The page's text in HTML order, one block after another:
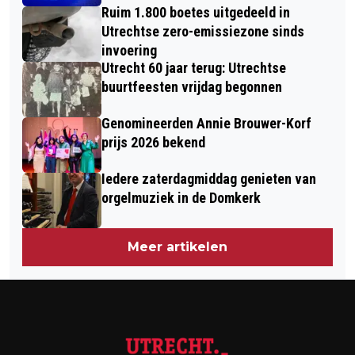
UTRECHT, NIEUWEGEIN EN
CULEMBORG
Ruim 1.800 boetes uitgedeeld in
Utrechtse zero-emissiezone sinds
invoering
Utrecht 60 jaar terug: Utrechtse
buurtfeesten vrijdag begonnen
Genomineerden Annie Brouwer-Korf
prijs 2026 bekend
Iedere zaterdagmiddag genieten van
orgelmuziek in de Domkerk
Meer artikelen